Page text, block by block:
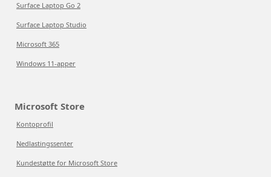
Surface Laptop Go 2
Surface Laptop Studio
Microsoft 365
Windows 11-apper
Microsoft Store
Kontoprofil
Nedlastingssenter
Kundestøtte for Microsoft Store